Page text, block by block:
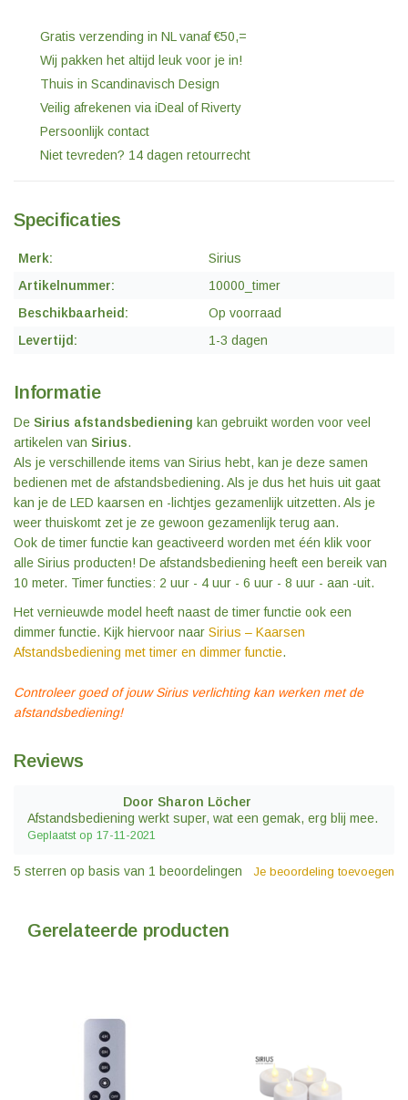
Gratis verzending in NL vanaf €50,=
Wij pakken het altijd leuk voor je in!
Thuis in Scandinavisch Design
Veilig afrekenen via iDeal of Riverty
Persoonlijk contact
Niet tevreden? 14 dagen retourrecht
Specificaties
Merk:
Sirius
Artikelnummer:
10000_timer
Beschikbaarheid:
Op voorraad
Levertijd:
1-3 dagen
Informatie
De Sirius afstandsbediening kan gebruikt worden voor veel
artikelen van Sirius.
Als je verschillende items van Sirius hebt, kan je deze samen
bedienen met de afstandsbediening. Als je dus het huis uit gaat
kan je de LED kaarsen en -lichtjes gezamenlijk uitzetten. Als je
weer thuiskomt zet je ze gewoon gezamenlijk terug aan.
Ook de timer functie kan geactiveerd worden met één klik voor
alle Sirius producten! De afstandsbediening heeft een bereik van
10 meter. Timer functies: 2 uur - 4 uur - 6 uur - 8 uur - aan -uit.
Het vernieuwde model heeft naast de timer functie ook een
dimmer functie. Kijk hiervoor naar Sirius – Kaarsen
Afstandsbediening met timer en dimmer functie.
Controleer goed of jouw Sirius verlichting kan werken met de
afstandsbediening!
Reviews
Door Sharon Löcher
Afstandsbediening werkt super, wat een gemak, erg blij mee.
Geplaatst op 17-11-2021
Je beoordeling toevoegen
5 sterren op basis van 1 beoordelingen
Gerelateerde producten